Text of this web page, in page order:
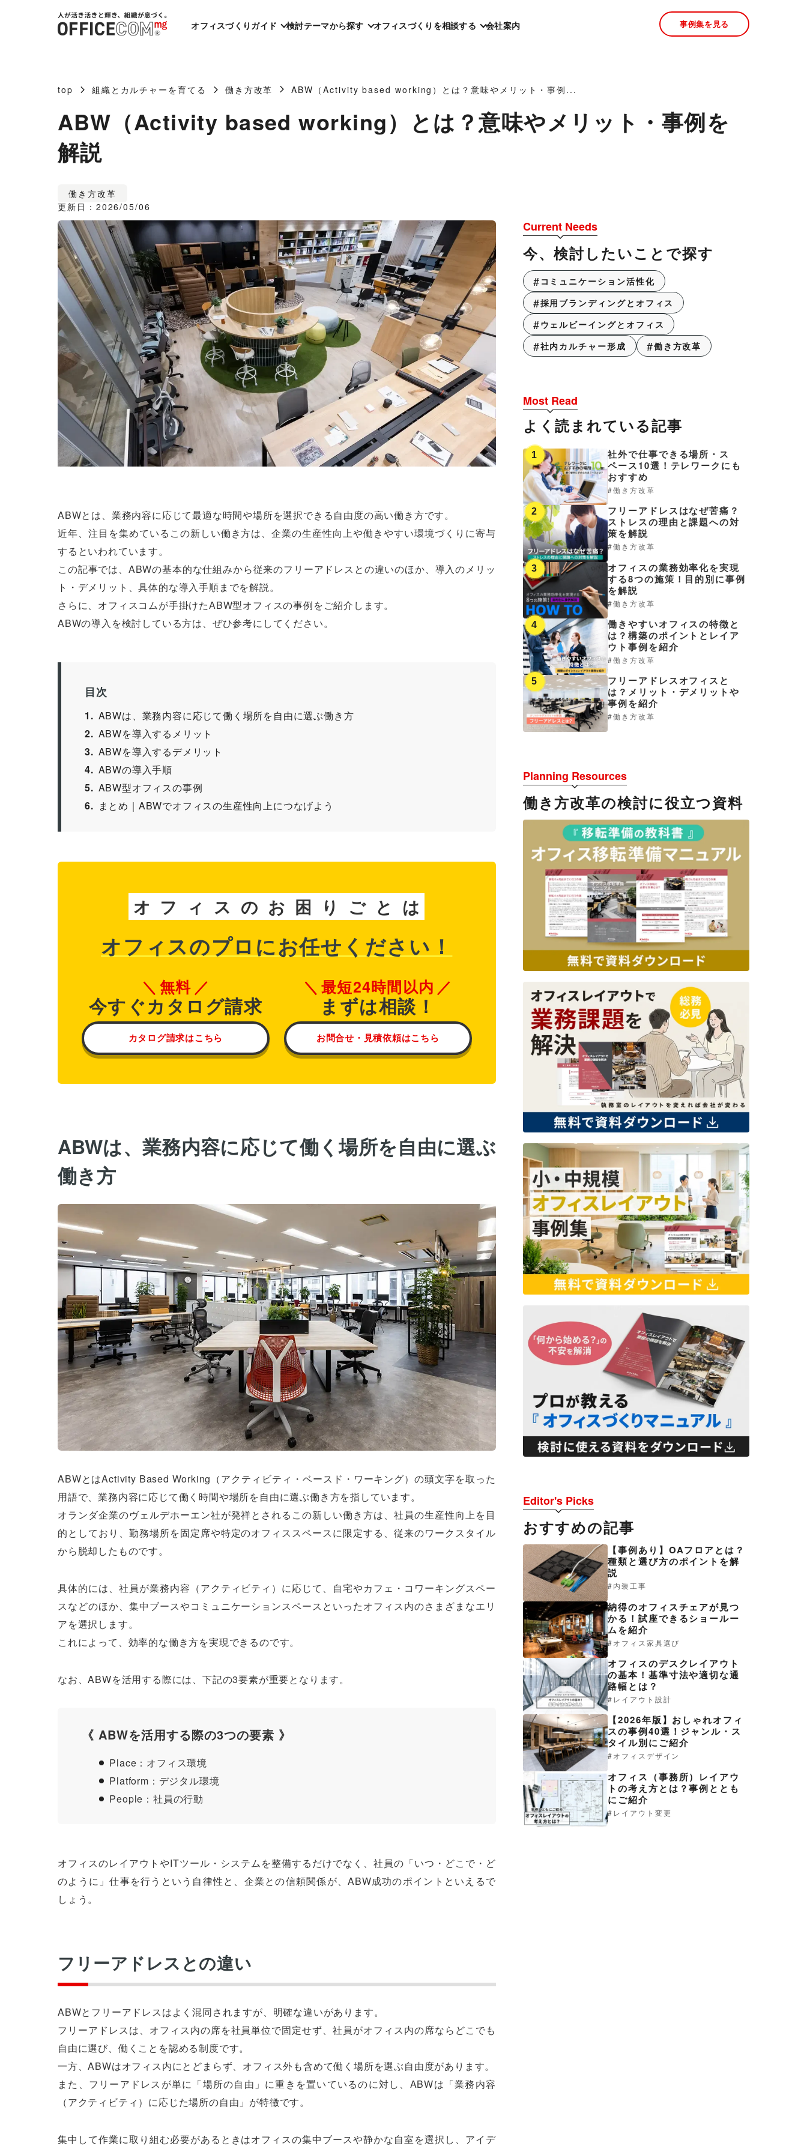
オフィスづくりガイド 検討テーマから探す オフィスづくりを相談する 会社案内 事例集を見る
top 組織とカルチャーを育てる 働き方改革 ABW（Activity based working）とは？意味やメリット・事例...
ABW（Activity based working）とは？意味やメリット・事例を
解説
働き方改革
更新日：2026/05/06
ABWとは、業務内容に応じて最適な時間や場所を選択できる自由度の高い働き方です。
近年、注目を集めているこの新しい働き方は、企業の生産性向上や働きやすい環境づくりに寄与
するといわれています。
この記事では、ABWの基本的な仕組みから従来のフリーアドレスとの違いのほか、導入のメリッ
ト・デメリット、具体的な導入手順までを解説。
さらに、オフィスコムが手掛けたABW型オフィスの事例をご紹介します。
ABWの導入を検討している方は、ぜひ参考にしてください。
目次
1
ABWは、業務内容に応じて働く場所を自由に選ぶ働き方
2
ABWを導入するメリット
3
ABWを導入するデメリット
4
ABWの導入手順
5
ABW型オフィスの事例
6
まとめ｜ABWでオフィスの生産性向上につなげよう
オ フ ィ ス の お 困 り ご と は
オフィスのプロにお任せください！
無料
今すぐカタログ請求
カタログ請求はこちら
最短24時間以内
まずは相談！
お問合せ・見積依頼はこちら
ABWは、業務内容に応じて働く場所を自由に選ぶ
働き方
ABWとはActivity Based Working（アクティビティ・ベースド・ワーキング）の頭文字を取った
用語で、業務内容に応じて働く時間や場所を自由に選ぶ働き方を指しています。
オランダ企業のヴェルデホーエン社が発祥とされるこの新しい働き方は、社員の生産性向上を目
的としており、勤務場所を固定席や特定のオフィススペースに限定する、従来のワークスタイル
から脱却したものです。
具体的には、社員が業務内容（アクティビティ）に応じて、自宅やカフェ・コワーキングスペー
スなどのほか、集中ブースやコミュニケーションスペースといったオフィス内のさまざまなエリ
アを選択します。
これによって、効率的な働き方を実現できるのです。
なお、ABWを活用する際には、下記の3要素が重要となります。
《 ABWを活用する際の3つの要素 》
Place：オフィス環境
Platform：デジタル環境
People：社員の行動
オフィスのレイアウトやITツール・システムを整備するだけでなく、社員の「いつ・どこで・ど
のように」仕事を行うという自律性と、企業との信頼関係が、ABW成功のポイントといえるで
しょう。
フリーアドレスとの違い
ABWとフリーアドレスはよく混同されますが、明確な違いがあります。
フリーアドレスは、オフィス内の席を社員単位で固定せず、社員がオフィス内の席ならどこでも
自由に選び、働くことを認める制度です。
一方、ABWはオフィス内にとどまらず、オフィス外も含めて働く場所を選ぶ自由度があります。
また、フリーアドレスが単に「場所の自由」に重きを置いているのに対し、ABWは「業務内容
（アクティビティ）に応じた場所の自由」が特徴です。
集中して作業に取り組む必要があるときはオフィスの集中ブースや静かな自室を選択し、アイデ
Current Needs
今、検討したいことで探す
コミュニケーション活性化
採用ブランディングとオフィス
ウェルビーイングとオフィス
社内カルチャー形成
働き方改革
Most Read
よく読まれている記事
1
社外で仕事できる場所・ス
ペース10選！テレワークにも
おすすめ
働き方改革
2
フリーアドレスはなぜ苦痛？
ストレスの理由と課題への対
策を解説
働き方改革
3
オフィスの業務効率化を実現
する8つの施策！目的別に事例
を解説
働き方改革
4
働きやすいオフィスの特徴と
は？構築のポイントとレイア
ウト事例を紹介
働き方改革
5
フリーアドレスオフィスと
は？メリット・デメリットや
事例を紹介
働き方改革
Planning Resources
働き方改革の検討に役立つ資料
Editor's Picks
おすすめの記事
【事例あり】OAフロアとは？
種類と選び方のポイントを解
説
内装工事
納得のオフィスチェアが見つ
かる！試座できるショールー
ムを紹介
オフィス家具選び
オフィスのデスクレイアウト
の基本！基準寸法や適切な通
路幅とは？
レイアウト設計
【2026年版】おしゃれオフィ
スの事例40選！ジャンル・ス
タイル別にご紹介
オフィスデザイン
オフィス（事務所）レイアウ
トの考え方とは？事例ととも
にご紹介
レイアウト変更